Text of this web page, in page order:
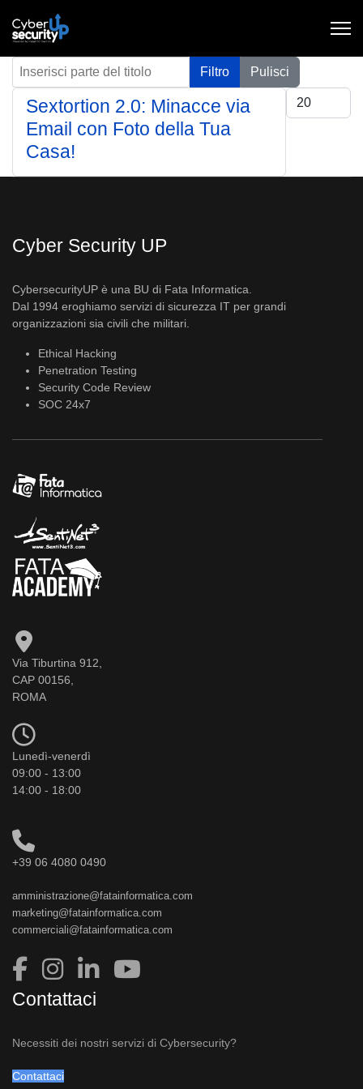
Inserisci parte del titolo Filtro
Pulisci
Visualizza #
Sextortion 2.0: Minacce via
Email con Foto della Tua
Casa!
Cyber Security UP
CybersecurityUP è una BU di Fata Informatica.
Dal 1994 eroghiamo servizi di sicurezza IT per grandi
organizzazioni sia civili che militari.
Ethical Hacking
Penetration Testing
Security Code Review
SOC 24x7
Via Tiburtina 912,
CAP 00156,
ROMA
Lunedì-venerdì
09:00 - 13:00
14:00 - 18:00
+39 06 4080 0490
amministrazione@fatainformatica.com
marketing@fatainformatica.com
commerciali@fatainformatica.com
Contattaci
Necessiti dei nostri servizi di Cybersecurity?
Contattaci